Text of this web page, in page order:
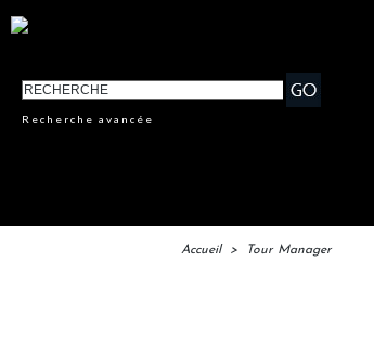
Recherche avancée
Accueil > Tour Manager